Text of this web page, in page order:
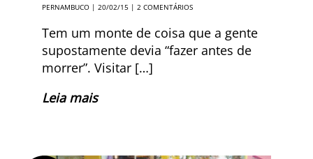
PERNAMBUCO | 20/02/15 | 2 COMENTÁRIOS
Tem um monte de coisa que a gente
supostamente devia “fazer antes de
morrer”. Visitar […]
Leia mais